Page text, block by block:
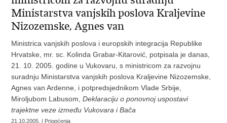
Ministarstva vanjskih poslova Kraljevine
Nizozemske, Agnes van
Ministrica vanjskih poslova i europskih integracija Republike
Hrvatske, mr. sc. Kolinda Grabar-Kitarović, potpisala je danas,
21. 10. 2005. godine u Vukovaru, s ministricom za razvojnu
suradnju Ministarstva vanjskih poslova Kraljevine Nizozemske,
Agnes van Ardenne, i potpredsjednikom Vlade Srbije,
Miroljubom Labusom,Deklaraciju o ponovnoj uspostavi
trajektne veze između Vukovara i Bača
21.10.2005. | Priopćenja